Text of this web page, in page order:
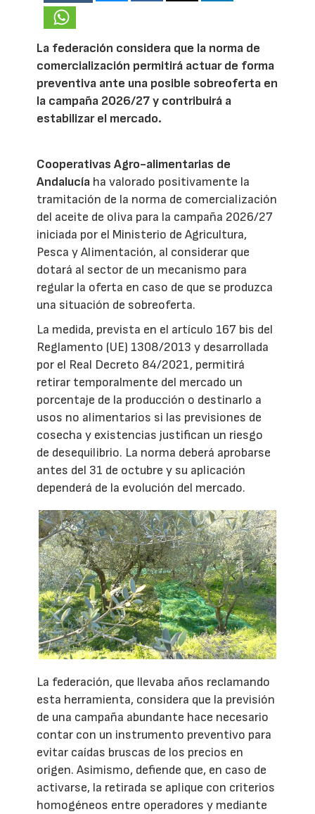
La federación considera que la norma de
comercialización permitirá actuar de forma
preventiva ante una posible sobreoferta en
la campaña 2026/27 y contribuirá a
estabilizar el mercado.
Cooperativas Agro-alimentarias de
Andalucía ha valorado positivamente la
tramitación de la norma de comercialización
del aceite de oliva para la campaña 2026/27
iniciada por el Ministerio de Agricultura,
Pesca y Alimentación, al considerar que
dotará al sector de un mecanismo para
regular la oferta en caso de que se produzca
una situación de sobreoferta.
La medida, prevista en el artículo 167 bis del
Reglamento (UE) 1308/2013 y desarrollada
por el Real Decreto 84/2021, permitirá
retirar temporalmente del mercado un
porcentaje de la producción o destinarlo a
usos no alimentarios si las previsiones de
cosecha y existencias justifican un riesgo
de desequilibrio. La norma deberá aprobarse
antes del 31 de octubre y su aplicación
dependerá de la evolución del mercado.
La federación, que llevaba años reclamando
esta herramienta, considera que la previsión
de una campaña abundante hace necesario
contar con un instrumento preventivo para
evitar caídas bruscas de los precios en
origen. Asimismo, defiende que, en caso de
activarse, la retirada se aplique con criterios
homogéneos entre operadores y mediante